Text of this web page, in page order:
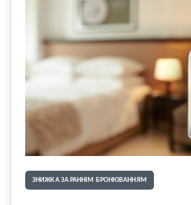
ЗНИЖКА ЗА РАННІМ БРОНЮВАННЯМ